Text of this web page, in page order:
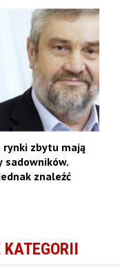
rynki zbytu mają
sadowników.
znaleźć